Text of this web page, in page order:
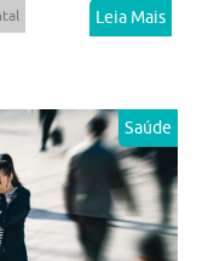
Leia Mais
Saúde